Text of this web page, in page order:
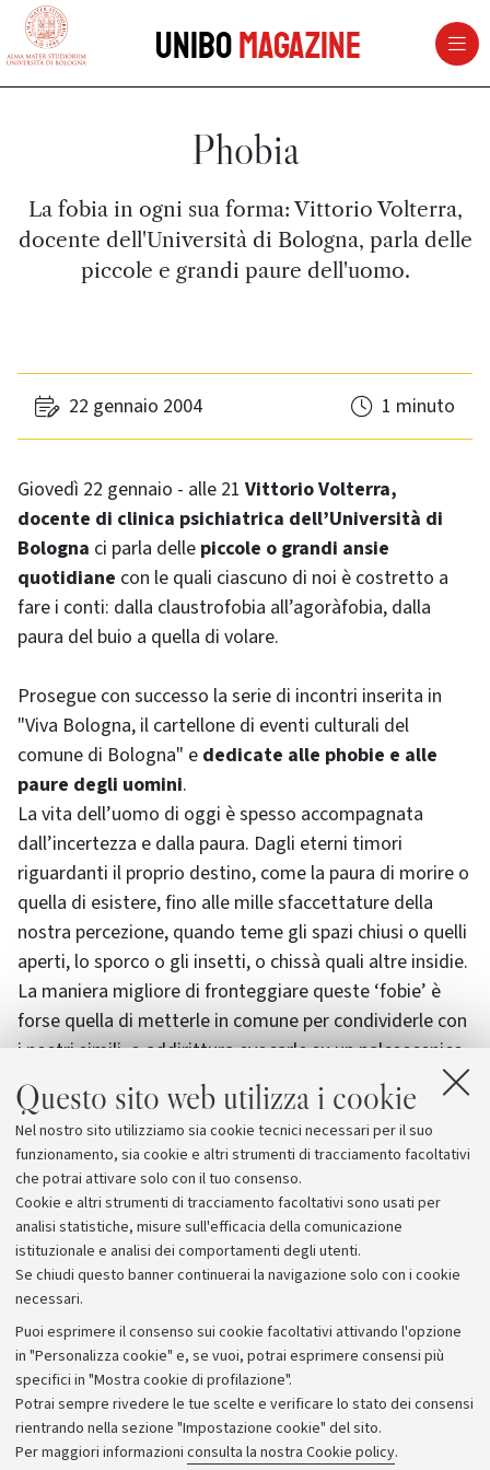
Questo sito web utilizza i cookie
Nel nostro sito utilizziamo sia cookie tecnici necessari per il suo
funzionamento, sia cookie e altri strumenti di tracciamento facoltativi
che potrai attivare solo con il tuo consenso.
Cookie e altri strumenti di tracciamento facoltativi sono usati per
analisi statistiche, misure sull'efficacia della comunicazione
istituzionale e analisi dei comportamenti degli utenti.
Se chiudi questo banner continuerai la navigazione solo con i cookie
necessari.
Puoi esprimere il consenso sui cookie facoltativi attivando l'opzione
in "Personalizza cookie" e, se vuoi, potrai esprimere consensi più
specifici in "Mostra cookie di profilazione".
Potrai sempre rivedere le tue scelte e verificare lo stato dei consensi
rientrando nella sezione "Impostazione cookie" del sito.
Per maggiori informazioni consulta la nostra Cookie policy.
vai al contenuto della pagina
UniboMagazine
Phobia
La fobia in ogni sua forma: Vittorio Volterra,
docente dell'Università di Bologna, parla delle
piccole e grandi paure dell'uomo.
22 gennaio 2004 1 minuto
Giovedì 22 gennaio - alle 21 Vittorio Volterra,
docente di clinica psichiatrica dell’Università di
Bologna ci parla delle piccole o grandi ansie
quotidiane con le quali ciascuno di noi è costretto a
fare i conti: dalla claustrofobia all’agoràfobia, dalla
paura del buio a quella di volare.
Prosegue con successo la serie di incontri inserita in
"Viva Bologna, il cartellone di eventi culturali del
comune di Bologna" e dedicate alle phobie e alle
paure degli uomini.
La vita dell’uomo di oggi è spesso accompagnata
dall’incertezza e dalla paura. Dagli eterni timori
riguardanti il proprio destino, come la paura di morire o
quella di esistere, fino alle mille sfaccettature della
nostra percezione, quando teme gli spazi chiusi o quelli
aperti, lo sporco o gli insetti, o chissà quali altre insidie.
La maniera migliore di fronteggiare queste ‘fobie’ è
forse quella di metterle in comune per condividerle con
i nostri simili, o addirittura evocarle su un palcoscenico
per sentirle rimbalzare nelle parole di scrittori celebri,
riconoscerle insieme nella speranza di poterle poi
chiudere dietro un sipario. Brani tratti dalla grande
letteratura fungeranno da contrappunto suggestivo al
tema della serata.
Archivio
Comunicati stampa
Redazione
Rassegna stampa